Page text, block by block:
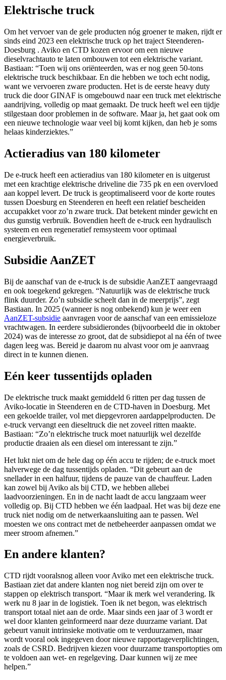
Elektrische truck
Om het vervoer van de gele producten nóg groener te maken, rijdt er
sinds eind 2023 een elektrische truck op het traject Steenderen-
Doesburg . Aviko en CTD kozen ervoor om een nieuwe
dieselvrachtauto te laten ombouwen tot een elektrische variant.
Bastiaan: “Toen wij ons oriënteerden, was er nog geen 50-tons
elektrische truck beschikbaar. En die hebben we toch echt nodig,
want we vervoeren zware producten. Het is de eerste heavy duty
truck die door GINAF is omgebouwd naar een truck met elektrische
aandrijving, volledig op maat gemaakt. De truck heeft wel een tijdje
stilgestaan door problemen in de software. Maar ja, het gaat ook om
een nieuwe technologie waar veel bij komt kijken, dan heb je soms
helaas kinderziektes.”
Actieradius van 180 kilometer
De e-truck heeft een actieradius van 180 kilometer en is uitgerust
met een krachtige elektrische driveline die 735 pk en een overvloed
aan koppel levert. De truck is geoptimaliseerd voor de korte routes
tussen Doesburg en Steenderen en heeft een relatief bescheiden
accupakket voor zo’n zware truck. Dat betekent minder gewicht en
dus gunstig verbruik. Bovendien heeft de e-truck een hydraulisch
systeem en een regeneratief remsysteem voor optimaal
energieverbruik.
Subsidie AanZET
Bij de aanschaf van de e-truck is de subsidie AanZET aangevraagd
en ook toegekend gekregen. “Natuurlijk was de elektrische truck
flink duurder. Zo’n subsidie scheelt dan in de meerprijs”, zegt
Bastiaan. In 2025 (wanneer is nog onbekend) kun je weer een
AanZET-subsidie aanvragen voor de aanschaf van een emissieloze
vrachtwagen. In eerdere subsidierondes (bijvoorbeeld die in oktober
2024) was de interesse zo groot, dat de subsidiepot al na één of twee
dagen leeg was. Bereid je daarom nu alvast voor om je aanvraag
direct in te kunnen dienen.
Eén keer tussentijds opladen
De elektrische truck maakt gemiddeld 6 ritten per dag tussen de
Aviko-locatie in Steenderen en de CTD-haven in Doesburg. Met
een gekoelde trailer, vol met diepgevroren aardappelproducten. De
e-truck vervangt een dieseltruck die net zoveel ritten maakte.
Bastiaan: “Zo’n elektrische truck moet natuurlijk wel dezelfde
productie draaien als een diesel om interessant te zijn.”
Het lukt niet om de hele dag op één accu te rijden; de e-truck moet
halverwege de dag tussentijds opladen. “Dit gebeurt aan de
snellader in een halfuur, tijdens de pauze van de chauffeur. Laden
kan zowel bij Aviko als bij CTD, we hebben allebei
laadvoorzieningen. En in de nacht laadt de accu langzaam weer
volledig op. Bij CTD hebben we één laadpaal. Het was bij deze ene
truck niet nodig om de netwerkaansluiting aan te passen. Wel
moesten we ons contract met de netbeheerder aanpassen omdat we
meer stroom afnemen.”
En andere klanten?
CTD rijdt vooralsnog alleen voor Aviko met een elektrische truck.
Bastiaan ziet dat andere klanten nog niet bereid zijn om over te
stappen op elektrisch transport. “Maar ik merk wel verandering. Ik
werk nu 8 jaar in de logistiek. Toen ik net begon, was elektrisch
transport totaal niet aan de orde. Maar sinds een jaar of 3 wordt er
wel door klanten geïnformeerd naar deze duurzame variant. Dat
gebeurt vanuit intrinsieke motivatie om te verduurzamen, maar
wordt vooral ook ingegeven door nieuwe rapportageverplichtingen,
zoals de CSRD. Bedrijven kiezen voor duurzame transportopties om
te voldoen aan wet- en regelgeving. Daar kunnen wij ze mee
helpen.”